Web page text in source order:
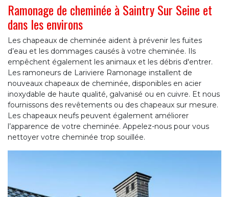
Ramonage de cheminée à Saintry Sur Seine et
dans les environs
Les chapeaux de cheminée aident à prévenir les fuites
d’eau et les dommages causés à votre cheminée. Ils
empêchent également les animaux et les débris d'entrer.
Les ramoneurs de Lariviere Ramonage installent de
nouveaux chapeaux de cheminée, disponibles en acier
inoxydable de haute qualité, galvanisé ou en cuivre. Et nous
fournissons des revêtements ou des chapeaux sur mesure.
Les chapeaux neufs peuvent également améliorer
l’apparence de votre cheminée. Appelez-nous pour vous
nettoyer votre cheminée trop souillée.